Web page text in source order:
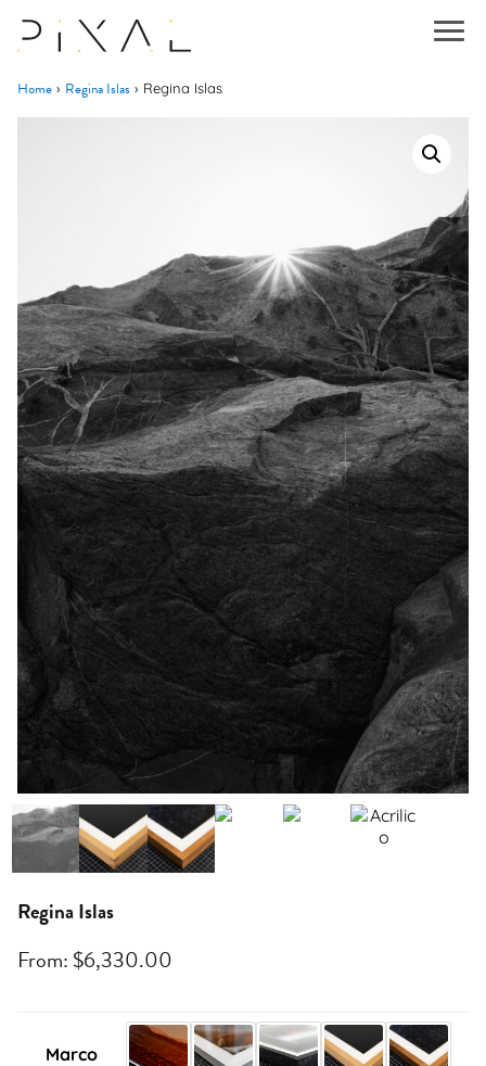
Home › Regina Islas › Regina Islas
Regina Islas
From: $6,330.00
Marco